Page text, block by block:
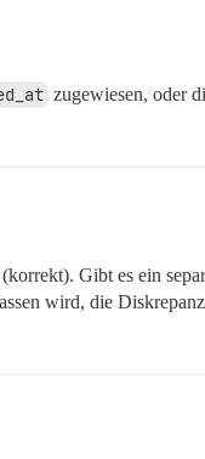
zugewiesen, oder
Gibt es ein
wird, die